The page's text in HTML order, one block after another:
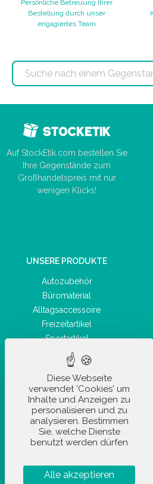
Persönliche Betreuung Ihrer
Bestellung durch unser
engagiertes Team
Auf StockEtik.com bestellen Sie
Ihre Gegenstände zum
Großhandelspreis mit nur
wenigen Klicks!
UNSERE PRODUKTE
Autozubehör
Büromaterial
Alltagsaccessoire
Freizeitartikel
Sportartikel
Hygiene- und
Gesundheitsprodukte
Taschenwaren
Schönheitszubehör
Diese Webseite
verwendet 'Cookies' um
Inhalte und Anzeigen zu
personalisieren und zu
analysieren. Bestimmen
Sie, welche Dienste
benutzt werden dürfen
Alle akzeptieren